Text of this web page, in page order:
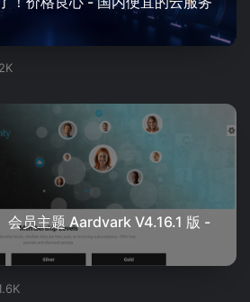
2K
会员主题 Aardvark V4.16.1 版 -